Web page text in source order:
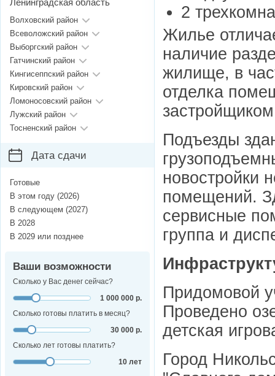
2
Жилье
наличие
жилище, в
отделка
Подъезды
новостройки
помещений.
сервисные
группа и
Придомовой
Проведено
детская
Город
Ленинградская область
Волховский район
Всеволожский район
Выборгский район
Гатчинский район
Кингисеппский район
Кировский район
Ломоносовский район
Лужский район
Тосненский район
Дата сдачи
Готовые
В этом году (2026)
В следующем (2027)
В 2028
В 2029 или позднее
Ваши возможности
Сколько у Вас денег сейчас?
1 000 000 р.
Сколько готовы платить в месяц?
30 000 р.
Сколько лет готовы платить?
10 лет